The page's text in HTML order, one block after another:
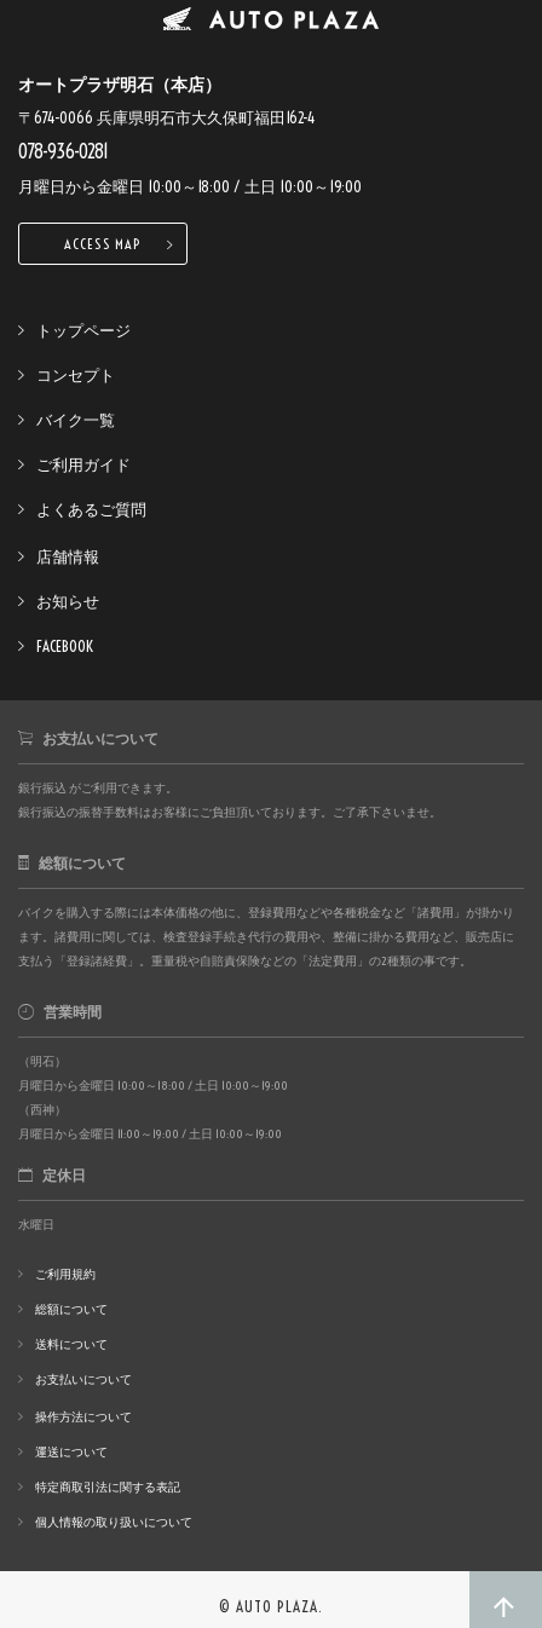
オートプラザ明石（本店）
〒674-0066 兵庫県明石市大久保町福田162-4
078-936-0281
月曜日から金曜日 10:00～18:00 / 土日 10:00～19:00
ACCESS MAP
トップページ
コンセプト
バイク一覧
ご利用ガイド
よくあるご質問
店舗情報
お知らせ
FACEBOOK
お支払いについて
銀行振込 がご利用できます。
銀行振込の振替手数料はお客様にご負担頂いております。ご了承下さいませ。
総額について
バイクを購入する際には本体価格の他に、登録費用などや各種税金など「諸費用」が掛かり
ます。諸費用に関しては、検査登録手続き代行の費用や、整備に掛かる費用など、販売店に
支払う「登録諸経費」。重量税や自賠責保険などの「法定費用」の2種類の事です。
営業時間
（明石）
月曜日から金曜日 10:00～18:00 / 土日 10:00～19:00
（西神）
月曜日から金曜日 11:00～19:00 / 土日 10:00～19:00
定休日
水曜日
ご利用規約
総額について
送料について
お支払いについて
操作方法について
運送について
特定商取引法に関する表記
個人情報の取り扱いについて
© AUTO PLAZA.